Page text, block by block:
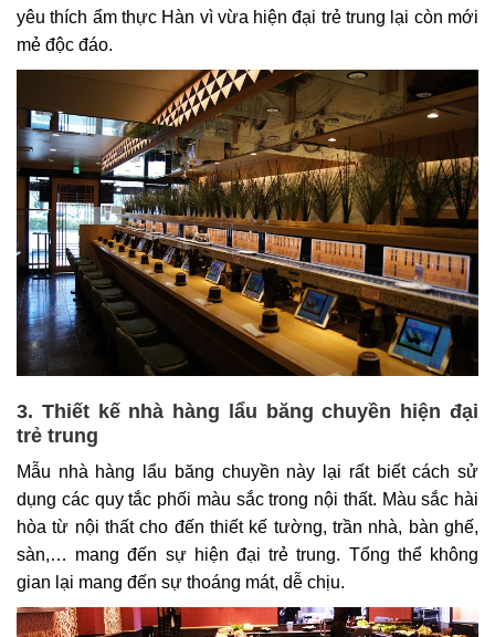
yêu thích ẩm thực Hàn vì vừa hiện đại trẻ trung lại còn mới
mẻ độc đáo.
3. Thiết kế nhà hàng lẩu băng chuyền hiện đại
trẻ trung
Mẫu nhà hàng lẩu băng chuyền này lại rất biết cách sử
dụng các quy tắc phối màu sắc trong nội thất. Màu sắc hài
hòa từ nội thất cho đến thiết kế tường, trần nhà, bàn ghế,
sàn,… mang đến sự hiện đại trẻ trung. Tổng thể không
gian lại mang đến sự thoáng mát, dễ chịu.